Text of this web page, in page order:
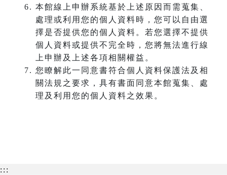
本館線上申辦系統基於上述原因而需蒐集、
處理或利用您的個人資料時，您可以自由選
擇是否提供您的個人資料。若您選擇不提供
個人資料或提供不完全時，您將無法進行線
上申辦及上述各項相關權益。
您瞭解此一同意書符合個人資料保護法及相
關法規之要求，具有書面同意本館蒐集、處
理及利用您的個人資料之效果。
:::